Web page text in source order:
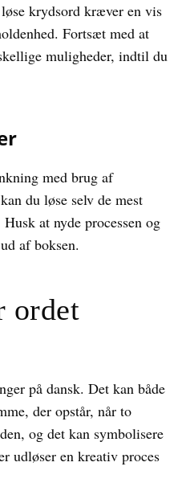
krydsord kræver en vis
Fortsæt med at
muligheder, indtil du
med brug af
du løse selv de mest
at nyde processen og
af boksen.
ordet
på dansk. Det kan både
der opstår, når to
og det kan symbolisere
udløser en kreativ proces